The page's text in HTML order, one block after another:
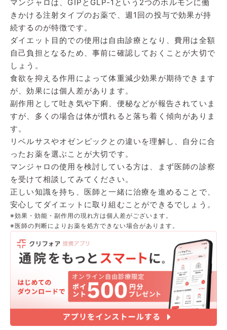
マンジャロは、GIPとGLP-1という2つのホルモンに働
きかける注射タイプのお薬で、週1回の投与で効果が持
続するのが特徴です。
ダイエット目的での使用は自由診療となり、費用は全額
自己負担となるため、事前に確認しておくことが大切で
しょう。
食欲を抑える作用によって体重減少効果が期待できます
が、効果には個人差があります。
副作用として吐き気や下痢、便秘などが報告されていま
すが、多くの場合は体が慣れると落ち着く傾向がありま
す。
リベルサスやオゼンピックとの違いを理解し、自分に合
ったお薬を選ぶことが大切です。
マンジャロの使用を検討している方は、まず医師の診察
を受けて相談してみてください。
正しい知識を持ち、医師と一緒に治療を進めることで、
安心してダイエットに取り組むことができるでしょう。
※効果・効能・副作用の現れ方は個人差がございます。
※医師の判断によりお薬を処方できない場合があります。